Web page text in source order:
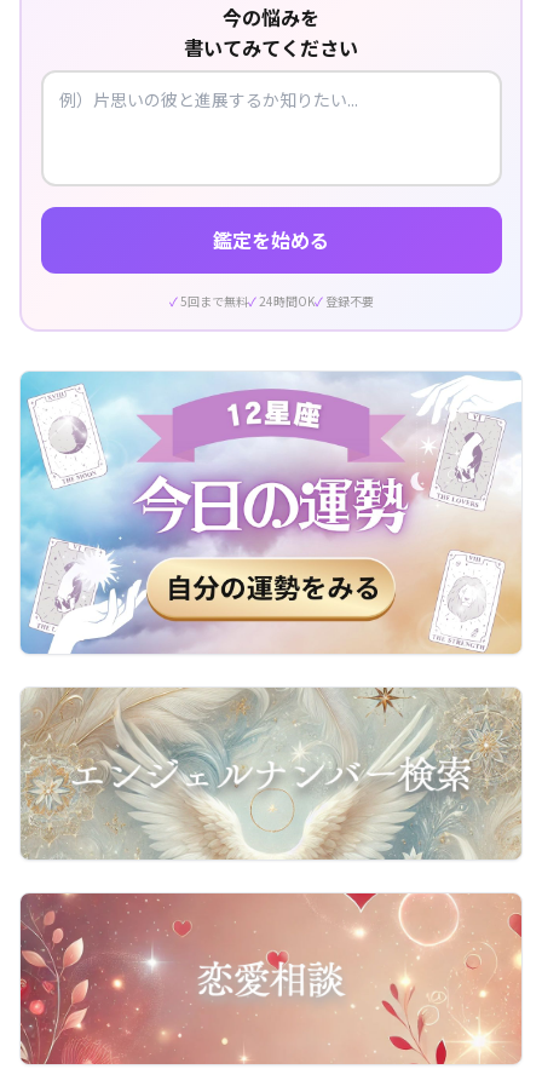
今の悩みを
書いてみてください
鑑定を始める
5回まで無料 24時間OK 登録不要